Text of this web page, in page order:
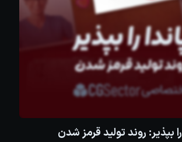
را بپذیر: روند تولید قرمز شدن